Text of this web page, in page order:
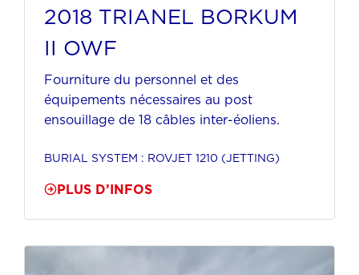
2018 TRIANEL BORKUM
II OWF
Fourniture du personnel et des
équipements nécessaires au post
ensouillage de 18 câbles inter-éoliens.
BURIAL SYSTEM : ROVJET 1210 (JETTING)
PLUS D’INFOS